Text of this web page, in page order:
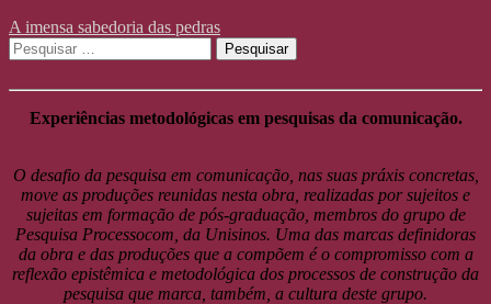
A imensa sabedoria das pedras
Pesquisar
por:
Experiências metodológicas em pesquisas da comunicação.
O desafio da pesquisa em comunicação, nas suas práxis concretas,
move as produções reunidas nesta obra, realizadas por sujeitos e
sujeitas em formação de pós-graduação, membros do grupo de
Pesquisa Processocom, da Unisinos. Uma das marcas definidoras
da obra e das produções que a compõem é o compromisso com a
reflexão epistêmica e metodológica dos processos de construção da
pesquisa que marca, também, a cultura deste grupo.